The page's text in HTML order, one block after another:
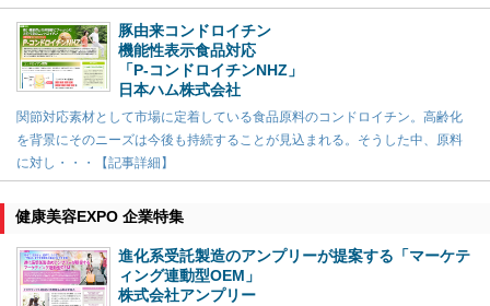
豚由来コンドロイチン
機能性表示食品対応
「P-コンドロイチンNHZ」
日本ハム株式会社
関節対応素材として市場に定着している食品原料のコンドロイチン。高齢化
を背景にそのニーズは今後も持続することが見込まれる。そうした中、原料
に対し・・・【記事詳細】
健康美容EXPO 企業特集
進化系受託製造のアンプリーが提案する「マーケテ
ィング連動型OEM」
株式会社アンプリー